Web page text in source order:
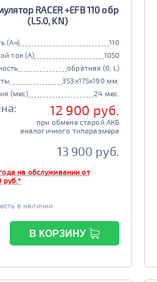
RACER +EFB 110 обр
(L5.0, KN)
(Ач)
110
ток (А)
1050
обратная (0, L)
353x175x190 мм.
(мес)
24 мес.
12 900 руб.
при обмене старой АКБ
аналогичного типоразмера
13 900 руб.
на обслуживании от
руб.*
есть в наличии
В КОРЗИНУ